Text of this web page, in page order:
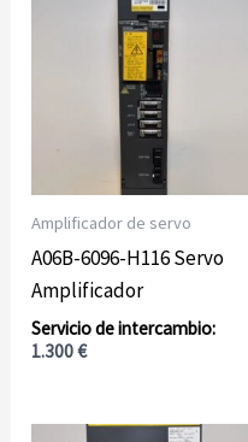
Amplificador de servo
A06B-6096-H116 Servo
Amplificador
1.300€